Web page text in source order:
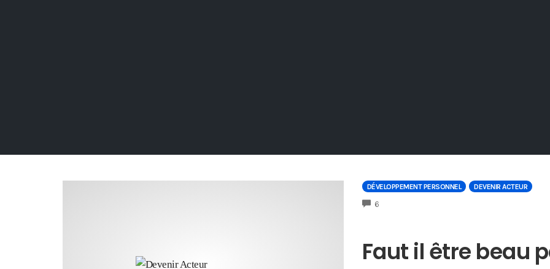
DÉVELOPPEMENT PERSONNEL DEVENIR ACTEUR
6COMMENTS
Faut il être beau